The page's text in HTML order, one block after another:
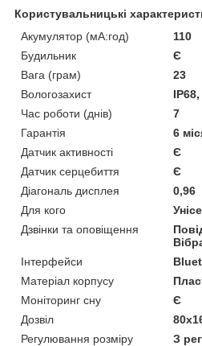
Користувальницькі
Акумулятор (мА:год)
110
Будильник
Є
Вага (грам)
23
Вологозахист
Час роботи (днів)
7
Гарантія
6
Датчик активності
Є
Датчик серцебиття
Є
Діагональ дисплея
0,96
Для кого
Дзвінки та оповіщення
Інтерфейси
Матеріал корпусу
Моніторинг сну
Є
Дозвіл
Регулювання розміру
З